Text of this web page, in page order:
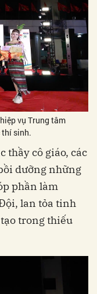
vụ Trung tâm
thí sinh.
thầy cô giáo, các
dưỡng những
phần làm
lan tỏa tinh
trong thiếu